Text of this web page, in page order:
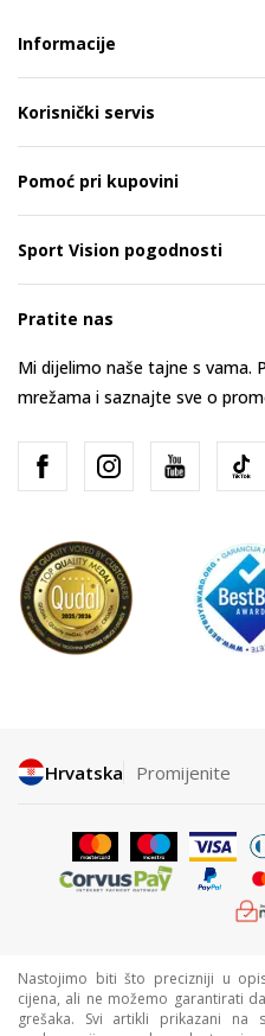
Informacije
Korisnički servis
Pomoć pri kupovini
Sport Vision pogodnosti
Pratite nas
Mi dijelimo naše tajne s vama.
mrežama i saznajte sve o
Hrvatska Promijenite
Nastojimo biti što precizniji u
cijena, ali ne možemo garantirati
grešaka. Svi artikli prikazani